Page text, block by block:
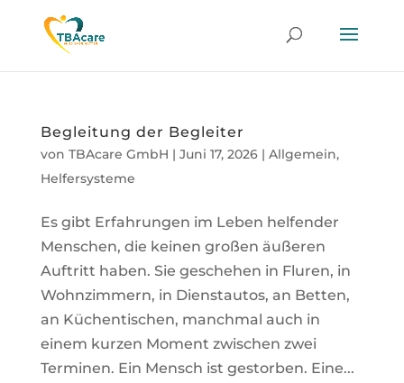
Begleitung der Begleiter
von TBAcare GmbH | Juni 17, 2026| Allgemein,
Helfersysteme
Es gibt Erfahrungen im Leben helfender
Menschen, die keinen großen äußeren
Auftritt haben. Sie geschehen in Fluren, in
Wohnzimmern, in Dienstautos, an Betten,
an Küchentischen, manchmal auch in
einem kurzen Moment zwischen zwei
Terminen. Ein Mensch ist gestorben. Eine...